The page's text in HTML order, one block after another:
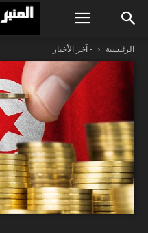
الرئيسية - آخر الأخبار